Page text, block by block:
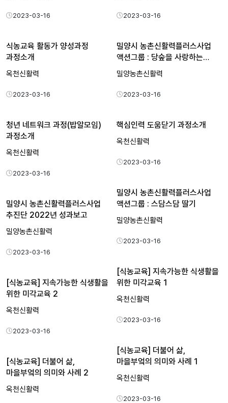
2023-03-16 2023-03-16
식농교육 활동가 양성과정
과정소개
옥천신활력
2023-03-16
밀양시 농촌신활력플러스사업
액션그룹 : 당숲을 사랑하는…
밀양농촌신활력
2023-03-16
청년 네트워크 과정(밥알모임)
과정소개
옥천신활력
2023-03-16
핵심인력 도움닫기 과정소개
옥천신활력
2023-03-16
밀양시 농촌신활력플러스사업
액션그룹 : 스담스담 딸기
밀양농촌신활력
2023-03-16
밀양시 농촌신활력플러스사업
추진단 2022년 성과보고
밀양농촌신활력
2023-03-16
[식농교육] 지속가능한 식생활을
위한 미각교육 1
옥천신활력
2023-03-16
[식농교육] 지속가능한 식생활을
위한 미각교육 2
옥천신활력
2023-03-16
[식농교육] 더불어 삶,
마을부엌의 의미와 사례 1
옥천신활력
2023-03-16
[식농교육] 더불어 삶,
마을부엌의 의미와 사례 2
옥천신활력